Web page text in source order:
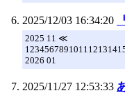
2025/12/03 16:34:20
2025 11 ≪
2026 01
2025/11/27 12:53:33